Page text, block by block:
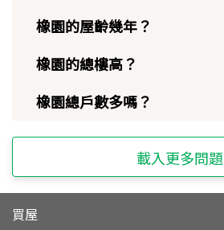
橡園的屋齡幾年？
橡園的總樓高？
橡園總戶數多嗎？
載入更多問題
買屋